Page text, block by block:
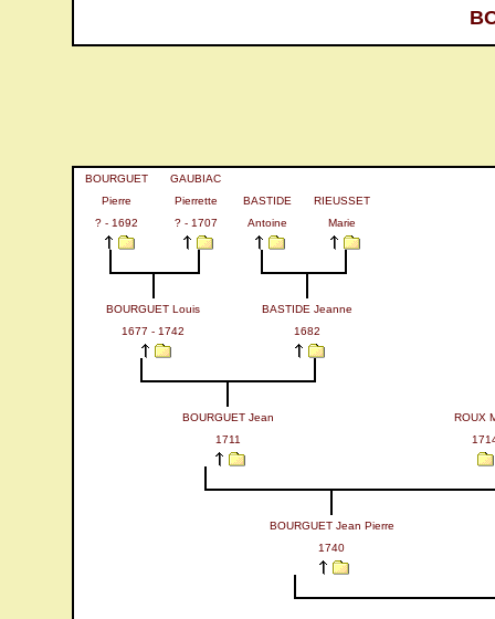
BOURGUET
Pierre
? - 1692
GAUBIAC
Pierrette
? - 1707
BASTIDE
Antoine
RIEUSSET
Marie
BOURGUET Louis
1677 - 1742
BASTIDE Jeanne
1682
BOURGUET Jean
1711
ROUX
BOURGUET Jean Pierre
1740